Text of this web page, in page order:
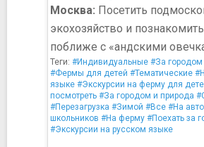
Москва: Посетить
экохозяйство и
поближе с «андскими
Теги: #Индивидуальные #За городом
#Фермы для детей #Тематические
языке #Экскурсии на ферму для
посмотреть #За городом и природа
#Перезагрузка #Зимой #Все #На
школьников #На ферму #Поехать за
#Экскурсии на русском языке